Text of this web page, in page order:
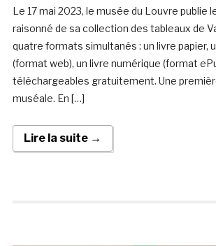
Le 17 mai 2023, le musée du Louvre publie
raisonné de sa collection des tableaux de
quatre formats simultanés : un livre papier,
(format web), un livre numérique (format
téléchargeables gratuitement. Une
muséale. En […]
Lire la suite →